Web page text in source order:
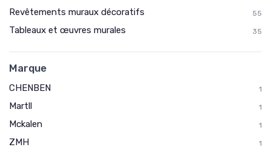
Revêtements muraux décoratifs 55
Tableaux et œuvres murales 35
Marque
CHENBEN 1
Martll 1
Mckalen 1
ZMH 1